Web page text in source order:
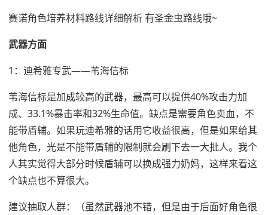
赛诺角色培养材料路线详细解析 有圣金虫路线哦~
武器方面
1：迪希雅专武——苇海信标
苇海信标是加成较高的武器，最高可以提供40%攻击力加
成、33.1%暴击率和32%生命值。缺点是需要角色卖血，不
能带盾辅。如果玩迪希雅的话用它收益很高，但是如果给其
他角色，光是不能带盾辅的限制就会刷下去一大批人。我个
人其实觉得大部分时候盾辅可以换成强力奶妈，这样来看这
个缺点也不算很大。
建议抽取人群：（虽然武器池不错，但是由于后面好角色很